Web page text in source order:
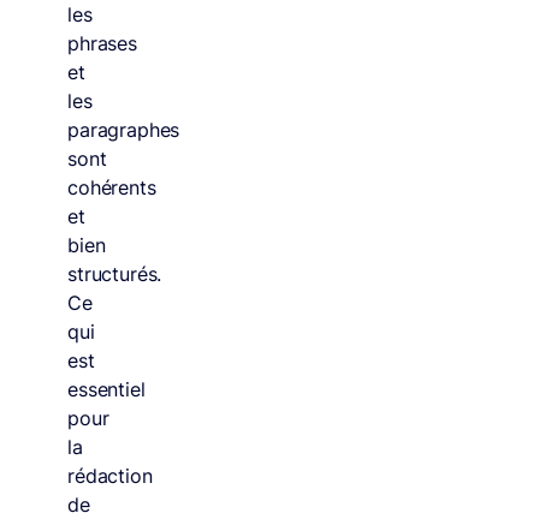
les
phrases
et
les
paragraphes
sont
cohérents
et
bien
structurés.
Ce
qui
est
essentiel
pour
la
rédaction
de